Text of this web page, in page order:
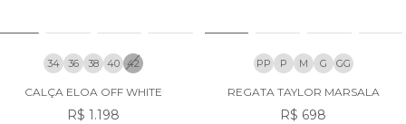
34 36 38 40 42
CALÇA ELOA OFF WHITE
R$ 1.198
PP P M G GG
REGATA TAYLOR MARSALA
R$ 698